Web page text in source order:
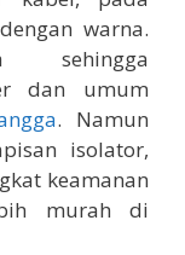
warna.
sehingga
dan umum
. Namun
isolator,
keamanan
murah di